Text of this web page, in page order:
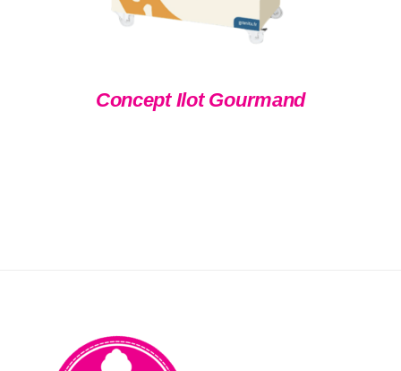
Concept Ilot Gourmand